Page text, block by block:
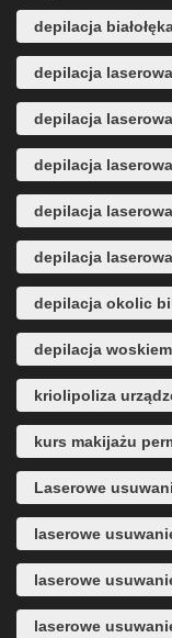
depilacja
depilacja
depilacja
depilacja
depilacja
depilacja
depilacja okolic
depilacja
kriolipoliza
kurs makijażu
Laserowe
laserowe
laserowe
laserowe